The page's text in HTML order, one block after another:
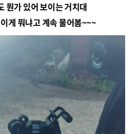
뭔가 있어 보이는 거치대
게 뭐냐고 계속 물어봄~~~